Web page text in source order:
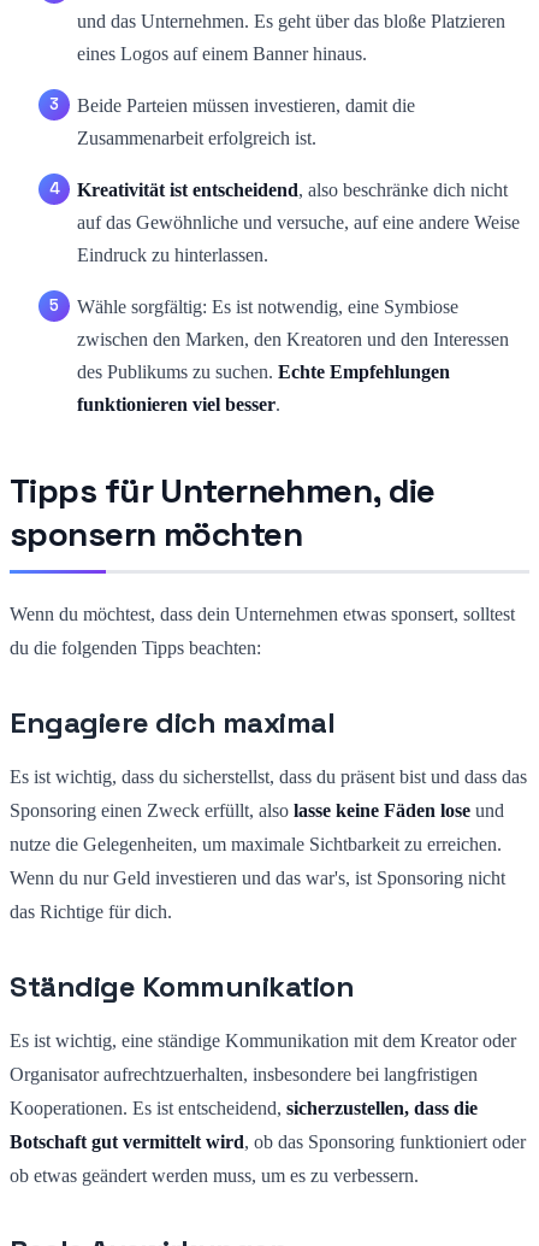
und das Unternehmen. Es geht über das bloße Platzieren
eines Logos auf einem Banner hinaus.
Beide Parteien müssen investieren, damit die
Zusammenarbeit erfolgreich ist.
Kreativität ist entscheidend, also beschränke dich nicht
auf das Gewöhnliche und versuche, auf eine andere Weise
Eindruck zu hinterlassen.
Wähle sorgfältig: Es ist notwendig, eine Symbiose
zwischen den Marken, den Kreatoren und den Interessen
des Publikums zu suchen. Echte Empfehlungen
funktionieren viel besser.
Tipps für Unternehmen, die
sponsern möchten
Wenn du möchtest, dass dein Unternehmen etwas sponsert, solltest
du die folgenden Tipps beachten:
Engagiere dich maximal
Es ist wichtig, dass du sicherstellst, dass du präsent bist und dass das
Sponsoring einen Zweck erfüllt, also lasse keine Fäden lose und
nutze die Gelegenheiten, um maximale Sichtbarkeit zu erreichen.
Wenn du nur Geld investieren und das war's, ist Sponsoring nicht
das Richtige für dich.
Ständige Kommunikation
Es ist wichtig, eine ständige Kommunikation mit dem Kreator oder
Organisator aufrechtzuerhalten, insbesondere bei langfristigen
Kooperationen. Es ist entscheidend, sicherzustellen, dass die
Botschaft gut vermittelt wird, ob das Sponsoring funktioniert oder
ob etwas geändert werden muss, um es zu verbessern.